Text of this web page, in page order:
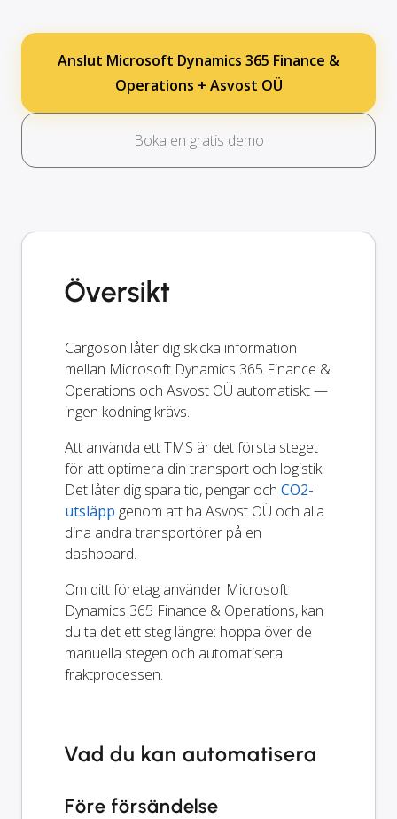
Anslut Microsoft Dynamics 365 Finance &
Operations + Asvost OÜ
Boka en gratis demo
Översikt
Cargoson låter dig skicka information
mellan Microsoft Dynamics 365 Finance &
Operations och Asvost OÜ automatiskt —
ingen kodning krävs.
Att använda ett TMS är det första steget
för att optimera din transport och logistik.
Det låter dig spara tid, pengar och CO2-
utsläpp genom att ha Asvost OÜ och alla
dina andra transportörer på en
dashboard.
Om ditt företag använder Microsoft
Dynamics 365 Finance & Operations, kan
du ta det ett steg längre: hoppa över de
manuella stegen och automatisera
fraktprocessen.
Vad du kan automatisera
Före försändelse